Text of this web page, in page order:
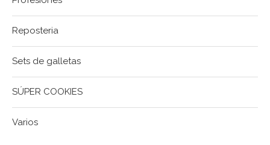
Reposteria
Sets de galletas
SÚPER COOKIES
Varios